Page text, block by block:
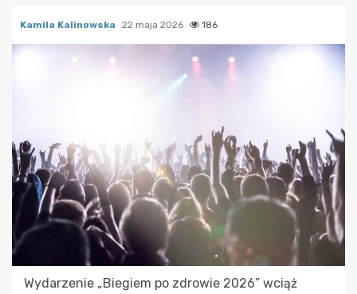
Kamila Kalinowska 22 maja 2026 186
Wydarzenie „Biegiem po zdrowie 2026” wciąż